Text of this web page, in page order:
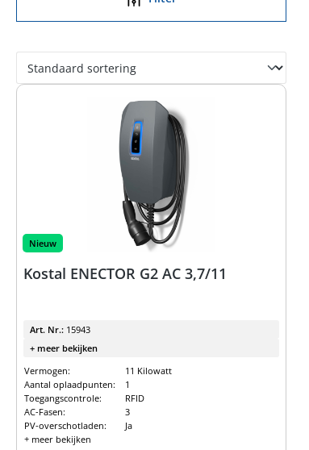
Nieuw
Kostal ENECTOR G2 AC 3,7/11
Art. Nr.: 15943
+ meer bekijken
Vermogen:
11 Kilowatt
Aantal oplaadpunten:
1
Toegangscontrole:
RFID
AC-Fasen:
3
PV-overschotladen:
Ja
+ meer bekijken